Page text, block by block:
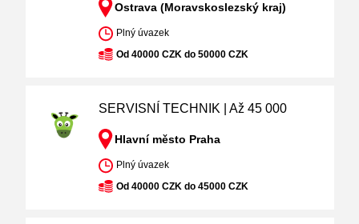
Ostrava (Moravskoslezský kraj)
Plný úvazek
Od 40000 CZK do 50000 CZK
SERVISNÍ TECHNIK | Až 45 000
Hlavní město Praha
Plný úvazek
Od 40000 CZK do 45000 CZK